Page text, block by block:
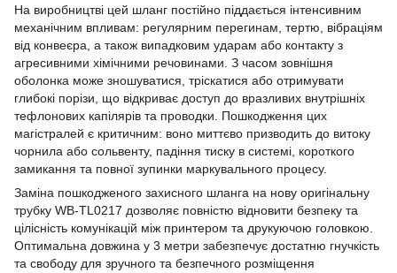
На виробництві цей шланг постійно піддається інтенсивним
механічним впливам: регулярним перегинам, тертю, вібраціям
від конвеєра, а також випадковим ударам або контакту з
агресивними хімічними речовинами. З часом зовнішня
оболонка може зношуватися, тріскатися або отримувати
глибокі порізи, що відкриває доступ до вразливих внутрішніх
тефлонових капілярів та проводки. Пошкодження цих
магістралей є критичним: воно миттєво призводить до витоку
чорнила або сольвенту, падіння тиску в системі, короткого
замикання та повної зупинки маркувального процесу.
Заміна пошкодженого захисного шланга на нову оригінальну
трубку WB-TL0217 дозволяє повністю відновити безпеку та
цілісність комунікацій між принтером та друкуючою головкою.
Оптимальна довжина у 3 метри забезпечує достатню гнучкість
та свободу для зручного та безпечного розміщення